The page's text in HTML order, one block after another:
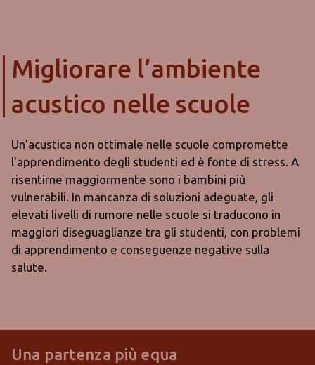
Migliorare l’ambiente
acustico nelle scuole
Un’acustica non ottimale nelle scuole compromette
l'apprendimento degli studenti ed è fonte di stress. A
risentirne maggiormente sono i bambini più
vulnerabili. In mancanza di soluzioni adeguate, gli
elevati livelli di rumore nelle scuole si traducono in
maggiori diseguaglianze tra gli studenti, con problemi
di apprendimento e conseguenze negative sulla
salute.
Una partenza più equa